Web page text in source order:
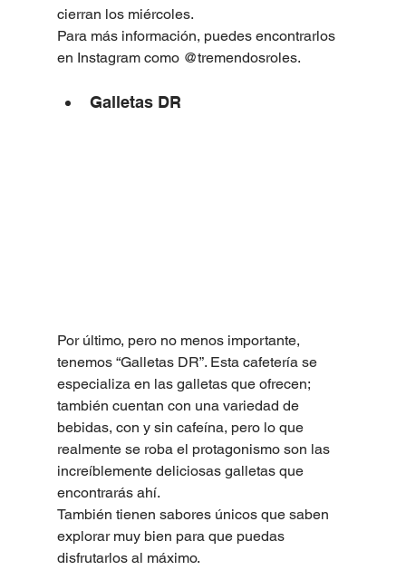
cierran los miércoles.
Para más información, puedes encontrarlos
en Instagram como @tremendosroles.
Galletas DR
Por último, pero no menos importante,
tenemos “Galletas DR”. Esta cafetería se
especializa en las galletas que ofrecen;
también cuentan con una variedad de
bebidas, con y sin cafeína, pero lo que
realmente se roba el protagonismo son las
increíblemente deliciosas galletas que
encontrarás ahí.
También tienen sabores únicos que saben
explorar muy bien para que puedas
disfrutarlos al máximo.